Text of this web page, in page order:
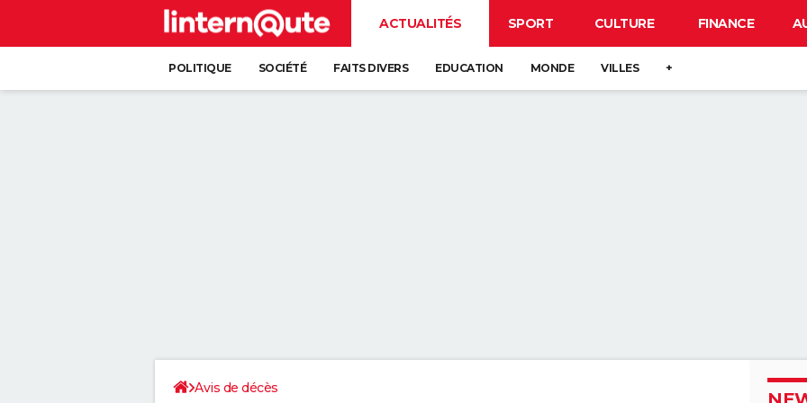
ACTUALITÉS SPORT CULTURE FINANCE
POLITIQUE SOCIÉTÉ FAITS DIVERS EDUCATION MONDE VILLES +
Avis de décès